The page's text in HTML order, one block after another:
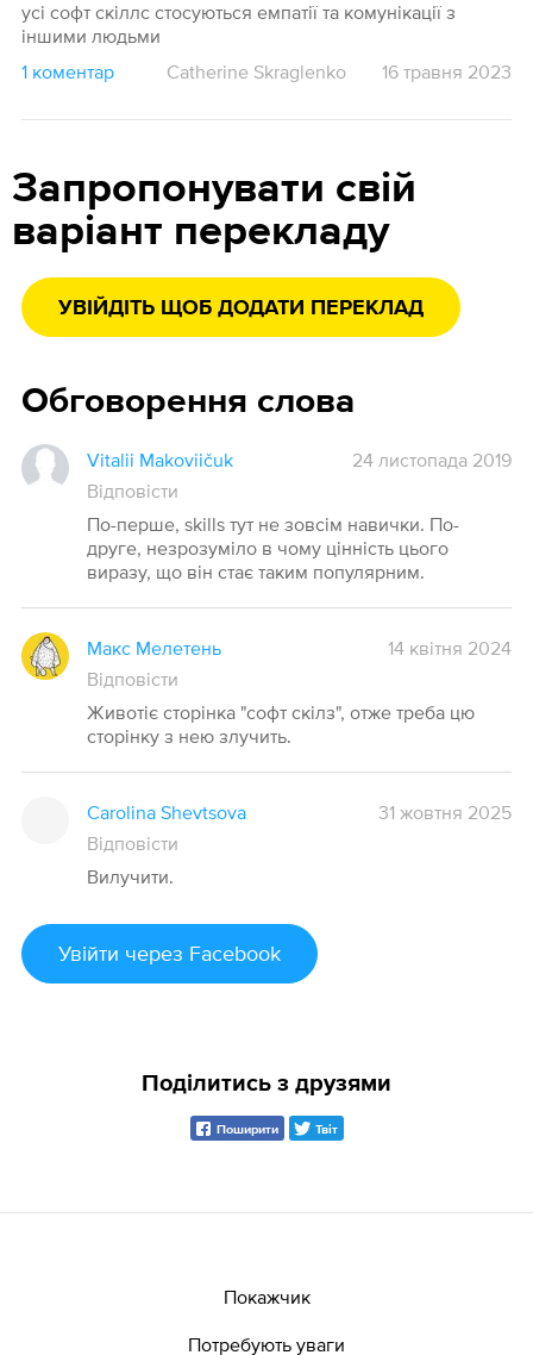
усі софт скіллс стосуються емпатії та комунікації з
іншими людьми
1 коментар
Catherine Skraglenko 16 травня 2023
Запропонувати свій
варіант перекладу
УВІЙДІТЬ ЩОБ ДОДАТИ ПЕРЕКЛАД
Обговорення слова
Vitalii Makoviičuk
24 листопада 2019
Відповісти
По-перше, skills тут не зовсім навички. По-
друге, незрозуміло в чому цінність цього
виразу, що він стає таким популярним.
Макс Мелетень
14 квітня 2024
Відповісти
Животіє сторінка "софт скілз", отже треба цю
сторінку з нею злучить.
Carolina Shevtsova
31 жовтня 2025
Відповісти
Вилучити.
Увійти через Facebook
Поділитись з друзями
Поширити Твіт
Покажчик
Потребують уваги